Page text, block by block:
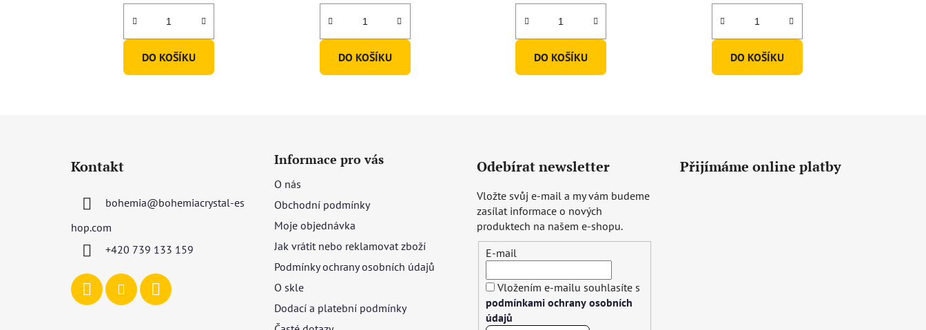
DO KOŠÍKU DO KOŠÍKU DO KOŠÍKU DO KOŠÍKU
Kontakt
bohemia@bohemiacrystal-es
hop.com
+420 739 133 159
Informace pro vás
O nás
Obchodní podmínky
Moje objednávka
Jak vrátit nebo reklamovat zboží
Podmínky ochrany osobních údajů
O skle
Dodací a platební podmínky
Odebírat newsletter
Vložte svůj e-mail a my vám budeme
zasílat informace o nových
produktech na našem e-shopu.
E-mail
Vložením e-mailu souhlasíte s
podmínkami ochrany osobních
údajů
Přijímáme online platby